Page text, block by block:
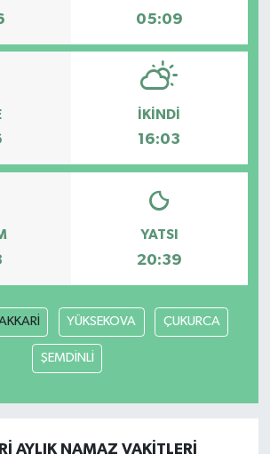
05:09
İKINDI
16:03
YATSI
20:39
YÜKSEKOVA ÇUKURCA
ŞEMDİNLİ
AYLIK NAMAZ VAKITLERI